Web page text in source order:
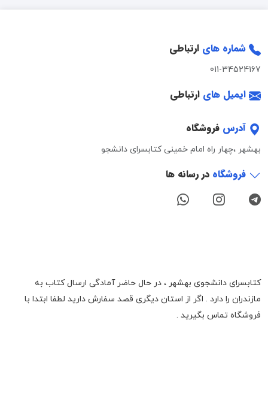
شماره های ارتباطی
011-34524167
ایمیل های ارتباطی
آدرس فروشگاه
بهشهر ،چهار راه امام خمینی کتابسرای دانشجو
فروشگاه در رسانه ها
کتابسرای دانشجوی بهشهر ، در حال حاضر آمادگی ارسال کتاب به
مازندران را دارد . اگر از استان دیگری قصد سفارش دارید لطفا ابتدا با
فروشگاه تماس بگیرید .